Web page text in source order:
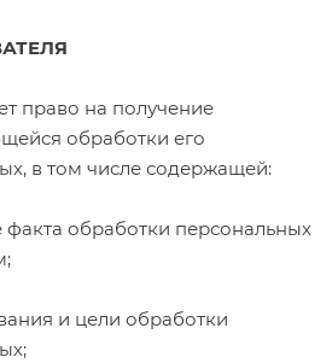
право на получение
обработки его
в том числе содержащей:
обработки персональных
и цели обработки